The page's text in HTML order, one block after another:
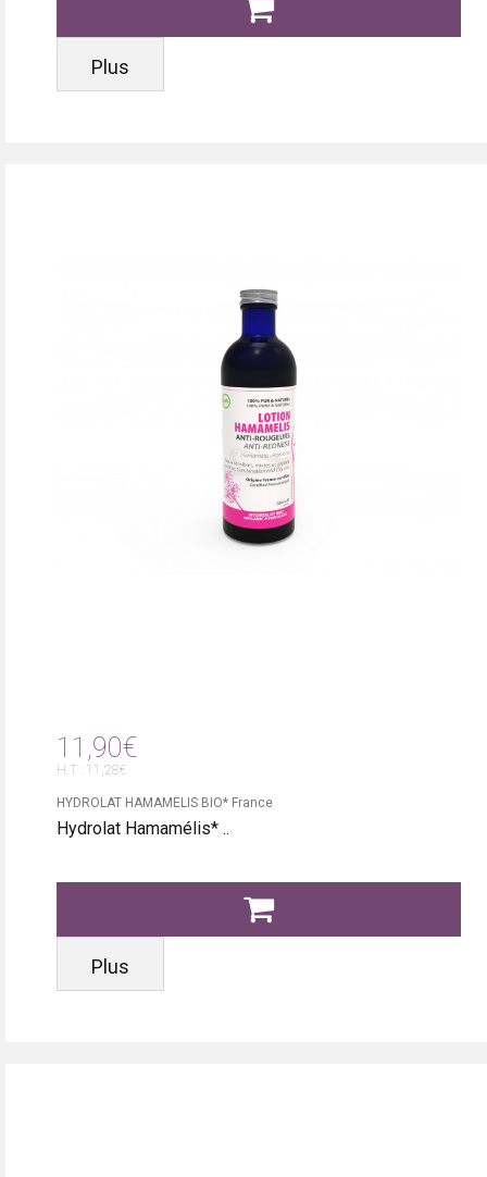
Plus
11,90€
H.T : 11,28€
HYDROLAT HAMAMELIS BIO* France
Hydrolat Hamamélis* ..
Plus